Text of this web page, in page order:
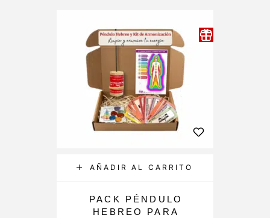
AÑADIR AL CARRITO
PACK PÉNDULO
HEBREO PARA